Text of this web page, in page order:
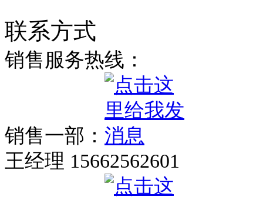
联系方式
销售服务热线：
销售一部：
王经理 15662562601